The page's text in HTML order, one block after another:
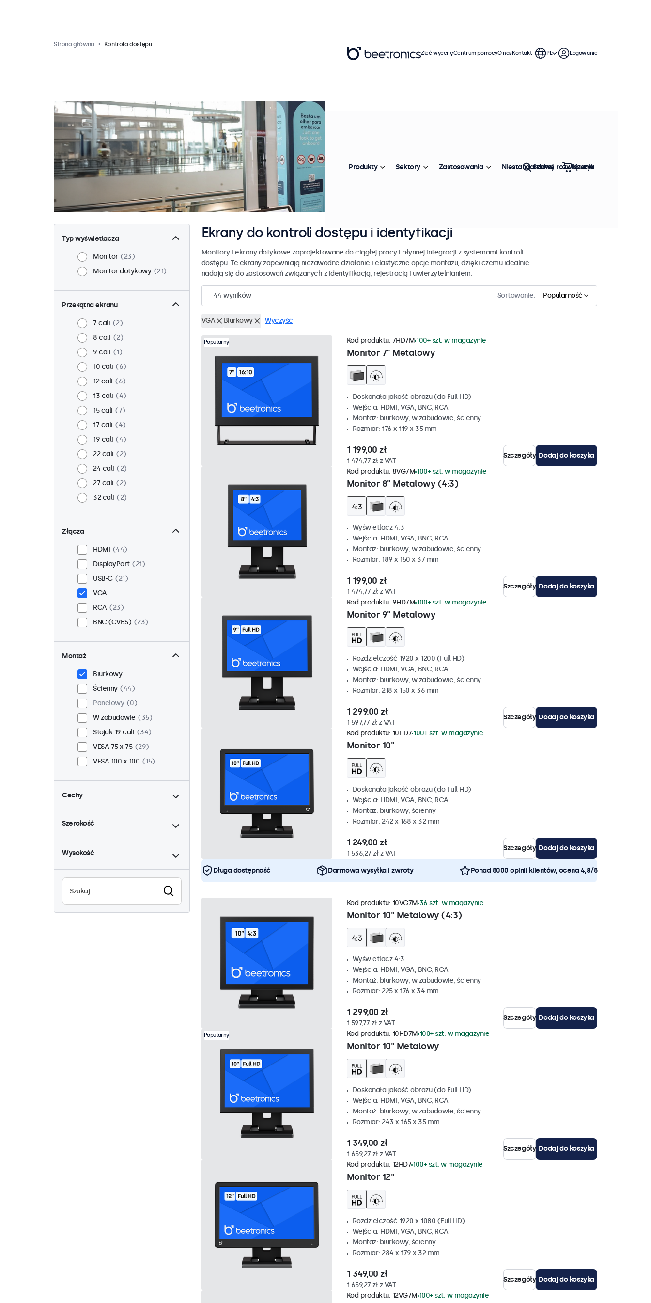
Strona główna Kontrola dostępu
Typ wyświetlacza
Monitor
23
Monitor dotykowy
21
Przekątna ekranu
7 cali
2
8 cali
2
9 cali
1
10 cali
6
12 cali
6
13 cali
4
15 cali
7
17 cali
4
19 cali
4
22 cali
2
24 cali
2
27 cali
2
32 cali
2
Złącza
HDMI
44
DisplayPort
21
USB-C
21
VGA
RCA
23
BNC (CVBS)
23
Montaż
Biurkowy
Ścienny
44
Panelowy
0
W zabudowie
35
Stojak 19 cali
34
VESA 75 x 75
29
VESA 100 x 100
15
Cechy
4:3 / 5:4
12
9-36 woltów
Ściemnianie
44
Odtwarzacz multimedialny
Wysoka jasność
0
Wodoodporność (IP65)
Szerokość
Wysokość
Ekrany do kontroli dostępu i identyfikacji
Monitory i ekrany dotykowe zaprojektowane do ciągłej pracy i płynnej integracji z systemami kontroli
dostępu. Te ekrany zapewniają niezawodne działanie i elastyczne opcje montażu, dzięki czemu idealnie
nadają się do zastosowań związanych z identyfikacją, rejestracją i uwierzytelnianiem.
44 wyników Sortowanie: Popularność
VGA Biurkowy Wyczyść
Popularny
Monitor 7" Metalowy
Kod produktu: 7HD7M 100+ szt. w magazynie
Doskonała jakość obrazu (do Full HD)
Wejścia: HDMI, VGA, BNC, RCA
Montaż: biurkowy, w zabudowie, ścienny
Rozmiar: 176 x 119 x 35 mm
1 199,00 zł
1 474,77 zł z VAT
Szczegóły Dodaj do koszyka
Monitor 8" Metalowy (4:3)
Kod produktu: 8VG7M 100+ szt. w magazynie
Wyświetlacz 4:3
Wejścia: HDMI, VGA, BNC, RCA
Montaż: biurkowy, w zabudowie, ścienny
Rozmiar: 189 x 150 x 37 mm
1 199,00 zł
1 474,77 zł z VAT
Szczegóły Dodaj do koszyka
Monitor 9" Metalowy
Kod produktu: 9HD7M 100+ szt. w magazynie
Rozdzielczość 1920 x 1200 (Full HD)
Wejścia: HDMI, VGA, BNC, RCA
Montaż: biurkowy, w zabudowie, ścienny
Rozmiar: 218 x 150 x 36 mm
1 299,00 zł
1 597,77 zł z VAT
Szczegóły Dodaj do koszyka
Monitor 10"
Kod produktu: 10HD7 100+ szt. w magazynie
Doskonała jakość obrazu (do Full HD)
Wejścia: HDMI, VGA, BNC, RCA
Montaż: biurkowy, ścienny
Rozmiar: 242 x 168 x 32 mm
1 249,00 zł
1 536,27 zł z VAT
Szczegóły Dodaj do koszyka
Długa dostępność Darmowa wysyłka i zwroty Ponad 5000 opinii klientów, ocena 4,8/5
Monitor 10" Metalowy (4:3)
Kod produktu: 10VG7M 36 szt. w magazynie
Wyświetlacz 4:3
Wejścia: HDMI, VGA, BNC, RCA
Montaż: biurkowy, w zabudowie, ścienny
Rozmiar: 225 x 176 x 34 mm
1 299,00 zł
1 597,77 zł z VAT
Szczegóły Dodaj do koszyka
Popularny
Monitor 10" Metalowy
Kod produktu: 10HD7M 100+ szt. w magazynie
Doskonała jakość obrazu (do Full HD)
Wejścia: HDMI, VGA, BNC, RCA
Montaż: biurkowy, w zabudowie, ścienny
Rozmiar: 243 x 165 x 35 mm
1 349,00 zł
1 659,27 zł z VAT
Szczegóły Dodaj do koszyka
Monitor 12"
Kod produktu: 12HD7 100+ szt. w magazynie
Rozdzielczość 1920 x 1080 (Full HD)
Wejścia: HDMI, VGA, BNC, RCA
Montaż: biurkowy, ścienny
Rozmiar: 284 x 179 x 32 mm
1 349,00 zł
1 659,27 zł z VAT
Szczegóły Dodaj do koszyka
Kod produktu: 12VG7M 100+ szt. w magazynie
Zleć wycenęCentrum pomocyO nasKontakt PL Logowanie
Produkty Sektory Zastosowania Niestandardowe rozwiązania
Szukaj Koszyk